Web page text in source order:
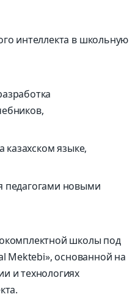
интеллекта в школьную
языке,
педагогами новыми
школы под
Mektebi», основанной на
и технологиях